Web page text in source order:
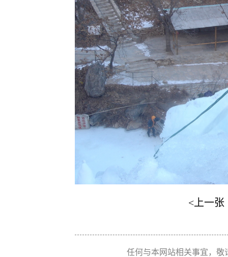
<上一张
任何与本网站相关事宜，敬